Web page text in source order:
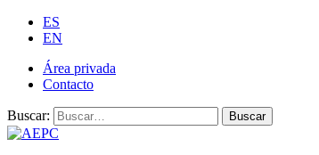
ES
EN
Área privada
Contacto
Buscar: Buscar